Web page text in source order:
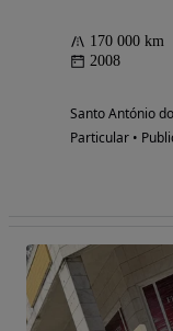
170 000 km
2008
Santo António
Particular •